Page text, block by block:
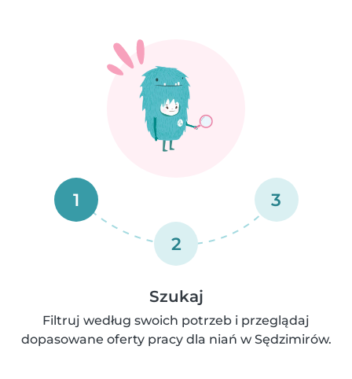
1
2
3
Szukaj
Filtruj według swoich potrzeb i przeglądaj
dopasowane oferty pracy dla niań w Sędzimirów.